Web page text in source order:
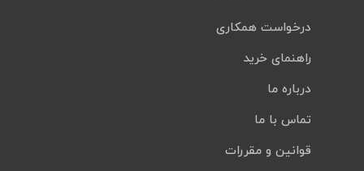
درخواست همکاری
راهنمای خرید
درباره ما
تماس با ما
قوانین و مقررات